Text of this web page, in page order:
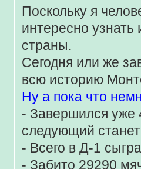
Поскольку я
интересно
страны.
Сегодня или же
всю историю
Ну а пока что
- Завершился уже
следующий
- Всего в Д-1
- Забито 29290